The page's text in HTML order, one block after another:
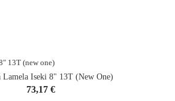
Lamela Iseki 8" 13T (new One)
Cena
73,17 €